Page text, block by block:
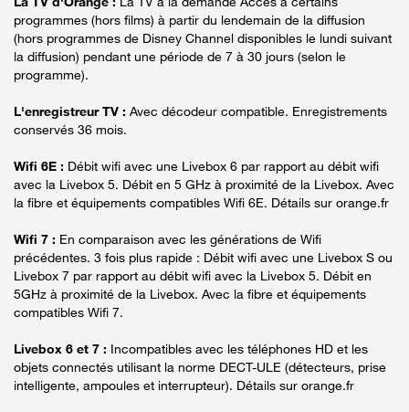
programmes (hors films) à partir du lendemain de la diffusion
(hors programmes de Disney Channel disponibles le lundi suivant
la diffusion) pendant une période de 7 à 30 jours (selon le
programme).
L'enregistreur TV : Avec décodeur compatible. Enregistrements
conservés 36 mois.
Wifi 6E : Débit wifi avec une Livebox 6 par rapport au débit wifi
avec la Livebox 5. Débit en 5 GHz à proximité de la Livebox. Avec
la fibre et équipements compatibles Wifi 6E. Détails sur orange.fr
Wifi 7 : En comparaison avec les générations de Wifi
précédentes. 3 fois plus rapide : Débit wifi avec une Livebox S ou
Livebox 7 par rapport au débit wifi avec la Livebox 5. Débit en
5GHz à proximité de la Livebox. Avec la fibre et équipements
compatibles Wifi 7.
Livebox 6 et 7 : Incompatibles avec les téléphones HD et les
objets connectés utilisant la norme DECT-ULE (détecteurs, prise
intelligente, ampoules et interrupteur). Détails sur orange.fr